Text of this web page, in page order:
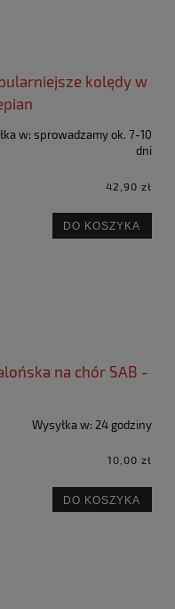
kolędy w
w: sprowadzamy ok. 7-10
dni
42,90 zł
DO KOSZYKA
na chór SAB -
Wysyłka w: 24 godziny
10,00 zł
DO KOSZYKA